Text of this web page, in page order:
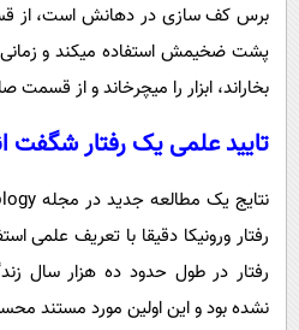
سیاست
برس کف سازی در دهانش است، از
پشت ضخیمش استفاده میکند و
بخاراند، ابزار را میچرخاند و از
تایید علمی یک رفتار شگفت
رفتار ورونیکا دقیقا با تعریف علمی
رفتار در طول حدود ده هزار سال
نشده بود و این اولین مورد مستند